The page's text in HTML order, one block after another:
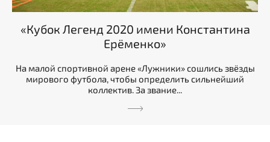
«Кубок Легенд 2020 имени Константина
Ерёменко»
На малой спортивной арене «Лужники» сошлись звёзды
мирового футбола, чтобы определить сильнейший
коллектив. За звание...